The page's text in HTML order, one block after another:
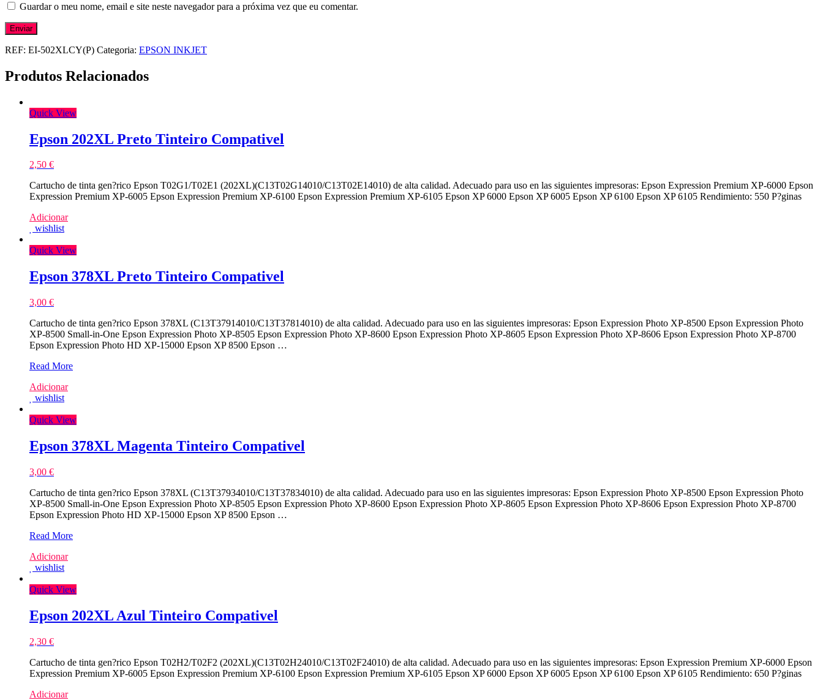
Guardar o meu nome, email e site neste navegador para a próxima vez que eu comentar.
REF: EI-502XLCY(P) Categoria: EPSON INKJET
Produtos Relacionados
Quick View
Epson 202XL Preto Tinteiro Compativel
2,50 €
Cartucho de tinta gen?rico Epson T02G1/T02E1 (202XL)(C13T02G14010/C13T02E14010) de alta calidad. Adecuado para uso en las siguientes impresoras: Epson Expression Premium XP-6000 Epson
Expression Premium XP-6005 Epson Expression Premium XP-6100 Epson Expression Premium XP-6105 Epson XP 6000 Epson XP 6005 Epson XP 6100 Epson XP 6105 Rendimiento: 550 P?ginas
Adicionar
wishlist
Quick View
Epson 378XL Preto Tinteiro Compativel
3,00 €
Cartucho de tinta gen?rico Epson 378XL (C13T37914010/C13T37814010) de alta calidad. Adecuado para uso en las siguientes impresoras: Epson Expression Photo XP-8500 Epson Expression Photo
XP-8500 Small-in-One Epson Expression Photo XP-8505 Epson Expression Photo XP-8600 Epson Expression Photo XP-8605 Epson Expression Photo XP-8606 Epson Expression Photo XP-8700
Epson Expression Photo HD XP-15000 Epson XP 8500 Epson …
Epson
Preto
Tinteiro
Read More
Adicionar
wishlist
Quick View
Epson 378XL Magenta Tinteiro Compativel
3,00 €
Cartucho de tinta gen?rico Epson 378XL (C13T37934010/C13T37834010) de alta calidad. Adecuado para uso en las siguientes impresoras: Epson Expression Photo XP-8500 Epson Expression Photo
XP-8500 Small-in-One Epson Expression Photo XP-8505 Epson Expression Photo XP-8600 Epson Expression Photo XP-8605 Epson Expression Photo XP-8606 Epson Expression Photo XP-8700
Epson Expression Photo HD XP-15000 Epson XP 8500 Epson …
Epson
Magenta
Tinteiro
Read More
Adicionar
wishlist
Quick View
Epson 202XL Azul Tinteiro Compativel
2,30 €
Cartucho de tinta gen?rico Epson T02H2/T02F2 (202XL)(C13T02H24010/C13T02F24010) de alta calidad. Adecuado para uso en las siguientes impresoras: Epson Expression Premium XP-6000 Epson
Expression Premium XP-6005 Epson Expression Premium XP-6100 Epson Expression Premium XP-6105 Epson XP 6000 Epson XP 6005 Epson XP 6100 Epson XP 6105 Rendimiento: 650 P?ginas
Adicionar